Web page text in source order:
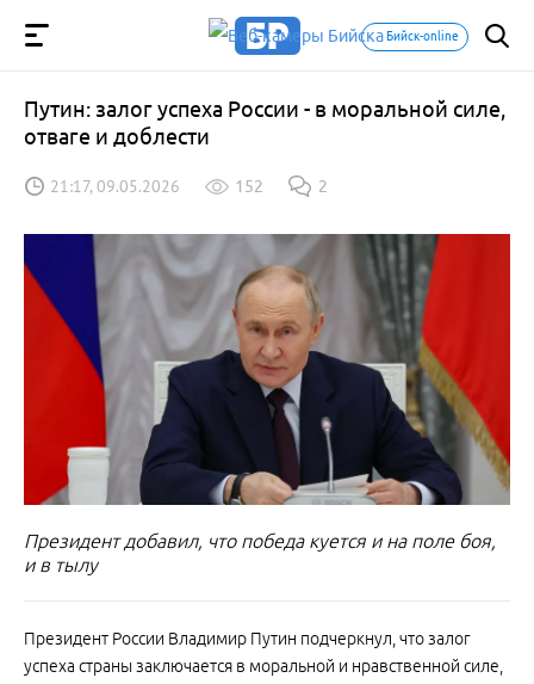
Бийск-online
Путин: залог успеха России - в моральной силе,
отваге и доблести
21:17, 09.05.2026 152 2
Президент добавил, что победа куется и на поле боя,
и в тылу
Президент России Владимир Путин подчеркнул, что залог
успеха страны заключается в моральной и нравственной силе,